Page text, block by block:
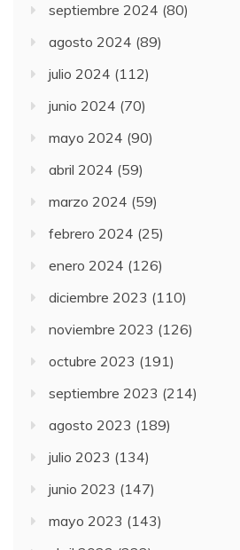
septiembre 2024 (80)
agosto 2024 (89)
julio 2024 (112)
junio 2024 (70)
mayo 2024 (90)
abril 2024 (59)
marzo 2024 (59)
febrero 2024 (25)
enero 2024 (126)
diciembre 2023 (110)
noviembre 2023 (126)
octubre 2023 (191)
septiembre 2023 (214)
agosto 2023 (189)
julio 2023 (134)
junio 2023 (147)
mayo 2023 (143)